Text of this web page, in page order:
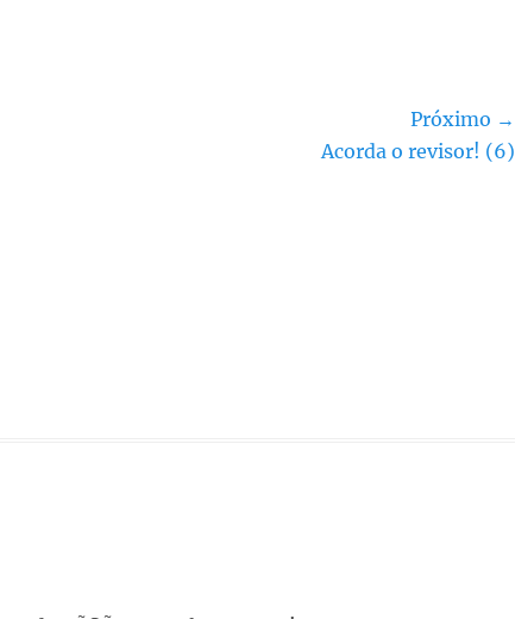
Próximo →
Acorda o revisor! (6)